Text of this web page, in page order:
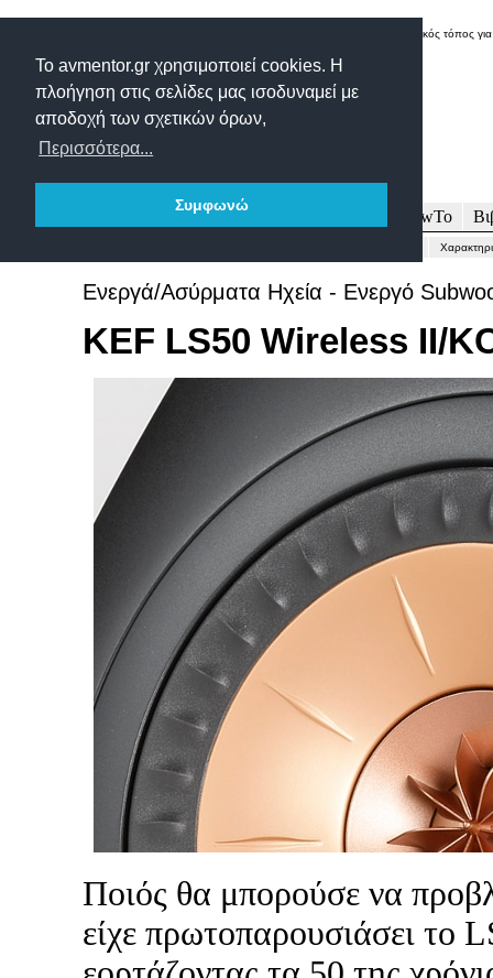
Το avmentor.gr χρησιμοποιεί cookies. Η
πλοήγηση στις σελίδες μας ισοδυναμεί με
αποδοχή των σχετικών όρων,
Περισσότερα...
Συμφωνώ
Δικτυακός τόπος
Δοκιμές Άρθρα HowTo
Ενεργά/Ασύρματα Ηχεία - Ενεργό
KEF LS50 Wireless II/
Ποιός θα μπορούσε να
είχε πρωτοπαρουσιάσει το